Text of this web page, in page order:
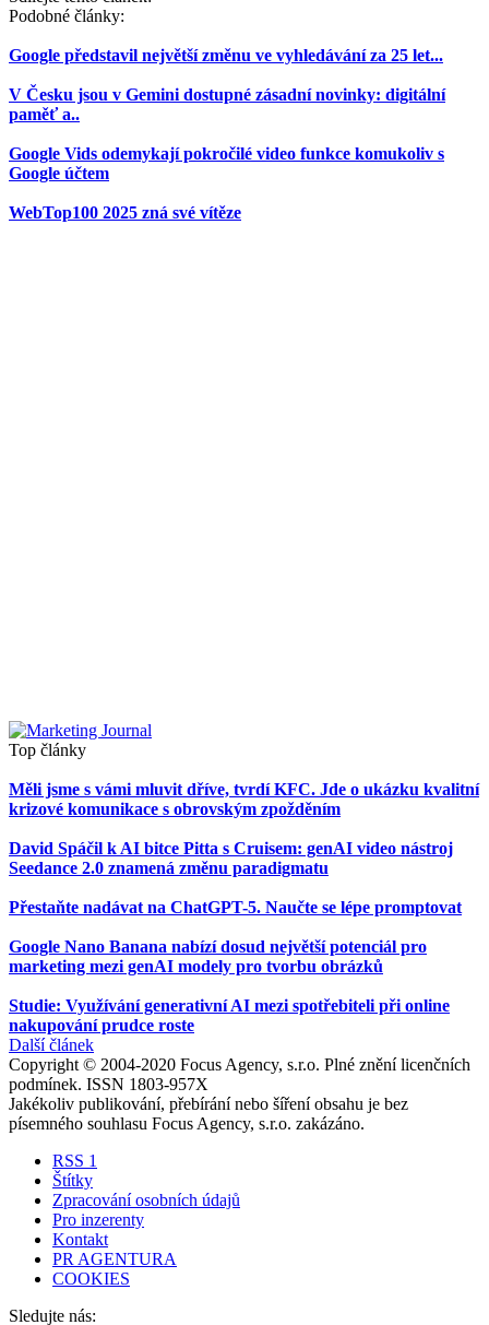
Podobné články:
Google představil největší změnu ve vyhledávání za 25 let...
V Česku jsou v Gemini dostupné zásadní novinky: digitální
paměť a..
Google Vids odemykají pokročilé video funkce komukoliv s
Google účtem
WebTop100 2025 zná své vítěze
Top články
Měli jsme s vámi mluvit dříve, tvrdí KFC. Jde o ukázku kvalitní
krizové komunikace s obrovským zpožděním
David Spáčil k AI bitce Pitta s Cruisem: genAI video nástroj
Seedance 2.0 znamená změnu paradigmatu
Přestaňte nadávat na ChatGPT-5. Naučte se lépe promptovat
Google Nano Banana nabízí dosud největší potenciál pro
marketing mezi genAI modely pro tvorbu obrázků
Studie: Využívání generativní AI mezi spotřebiteli při online
nakupování prudce roste
Další článek
Copyright © 2004-2020 Focus Agency, s.r.o. Plné znění licenčních
podmínek. ISSN 1803-957X
Jakékoliv publikování, přebírání nebo šíření obsahu je bez
písemného souhlasu Focus Agency, s.r.o. zakázáno.
RSS 1
Štítky
Zpracování osobních údajů
Pro inzerenty
Kontakt
PR AGENTURA
COOKIES
Sledujte nás: